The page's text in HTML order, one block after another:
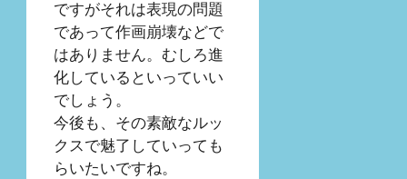
ですがそれは表現の問題
であって作画崩壊などで
はありません。むしろ進
化しているといっていい
でしょう。
今後も、その素敵なルッ
クスで魅了していっても
らいたいですね。